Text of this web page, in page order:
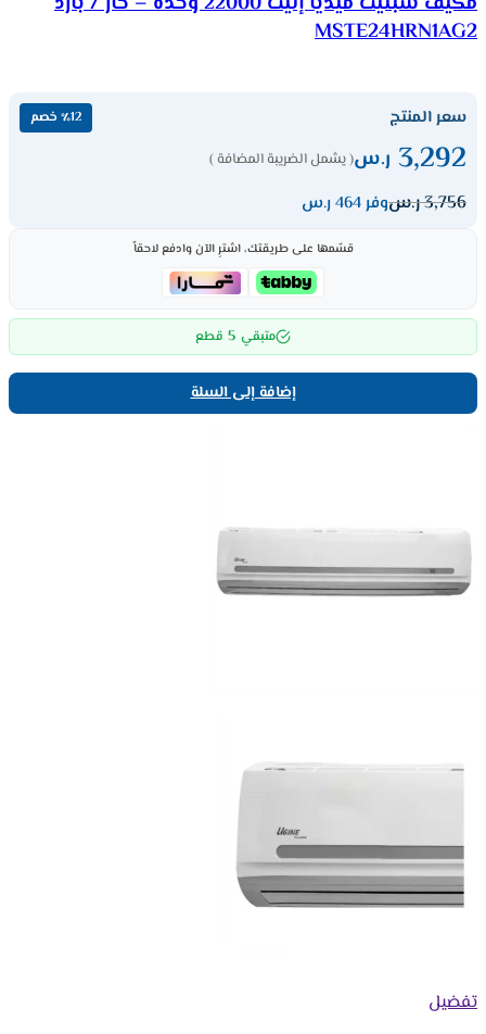
MSTE24HRN1AG2
سعر المنتج ٪12 خصم
3,292 ر.س( يشمل الضريبة المضافة )
3,756ر.سوفر 464 ر.س
قسّمها على طريقتك، اشترِ الآن وادفع لاحقاً
متبقي 5 قطع
إضافة إلى السلة
تفضيل